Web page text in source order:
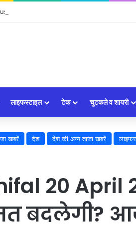
2026: आज किसकी चमकेगी किस्मत, कौन रहे
लाइफस्टाइल टेक चुटकले व शायरी
खबरें देश देश की अन्य ताजा खबरें
20 April
बदलेगी?